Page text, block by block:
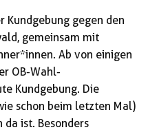
Kundgebung gegen den
gemeinsam mit
Ab von einigen
OB-Wahl-
Kundgebung. Die
schon beim letzten Mal)
da ist. Besonders